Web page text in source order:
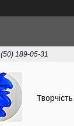
189-05-31